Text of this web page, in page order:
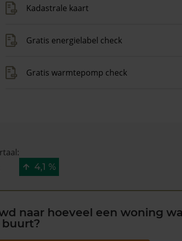
Kadastrale kaart
Gratis energielabel check
Gratis warmtepomp check
4,1 %
naar hoeveel een woning
buurt?